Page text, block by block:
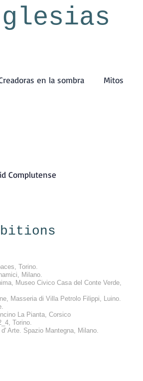
en la sombra Mitos
Complutense
Torino.
Milano.
Museo Civico Casa del Conte Verde,
Masseria di Villa Petrolo Filippi, Luino.
La Pianta, Corsico
Torino.
Arte. Spazio Mantegna, Milano.